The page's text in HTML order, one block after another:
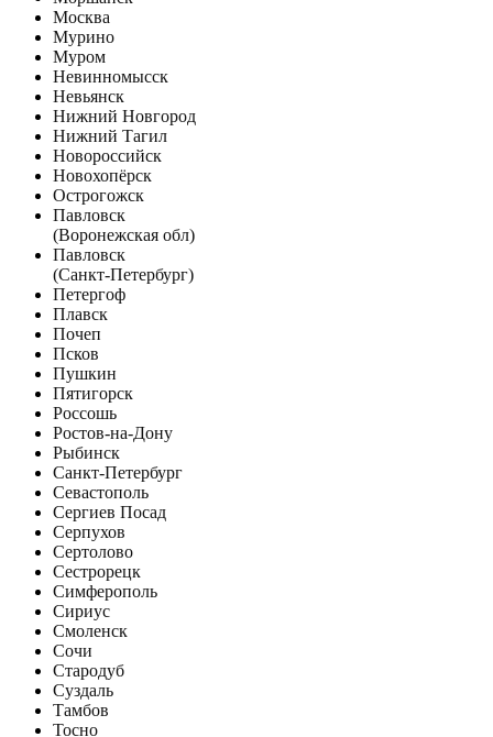
Москва
Мурино
Муром
Невинномысск
Невьянск
Нижний Новгород
Нижний Тагил
Новороссийск
Новохопёрск
Острогожск
Павловск
(Воронежская обл)
Павловск
(Санкт-Петербург)
Петергоф
Плавск
Почеп
Псков
Пушкин
Пятигорск
Россошь
Ростов-на-Дону
Рыбинск
Санкт-Петербург
Севастополь
Сергиев Посад
Серпухов
Сертолово
Сестрорецк
Симферополь
Сириус
Смоленск
Сочи
Стародуб
Суздаль
Тамбов
Тосно